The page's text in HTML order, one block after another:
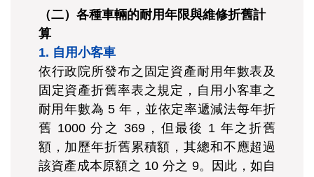
（二）各種車輛的耐用年限與維修折舊計
算
1. 自用小客車
依行政院所發布之固定資產耐用年數表及
固定資產折舊率表之規定，自用小客車之
耐用年數為 5 年，並依定率遞減法每年折
舊 1000 分之 369，但最後 1 年之折舊
額，加歷年折舊累積額，其總和不應超過
該資產成本原額之 10 分之 9。因此，如自